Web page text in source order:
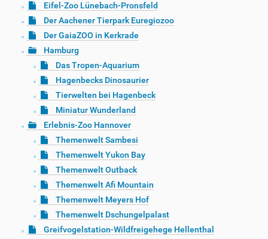
Eifel-Zoo Lünebach-Pronsfeld
Der Aachener Tierpark Euregiozoo
Der GaiaZOO in Kerkrade
Hamburg
Das Tropen-Aquarium
Hagenbecks Dinosaurier
Tierwelten bei Hagenbeck
Miniatur Wunderland
Erlebnis-Zoo Hannover
Themenwelt Sambesi
Themenwelt Yukon Bay
Themenwelt Outback
Themenwelt Afi Mountain
Themenwelt Meyers Hof
Themenwelt Dschungelpalast
Greifvogelstation-Wildfreigehege Hellenthal